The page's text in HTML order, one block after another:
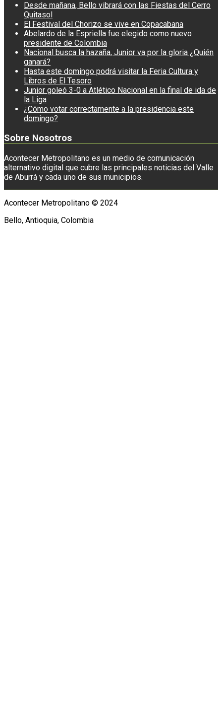
Desde mañana, Bello vibrará con las Fiestas del Cerro
Quitasol
El Festival del Chorizo se vive en Copacabana
Abelardo de la Espriella fue elegido como nuevo
presidente de Colombia
Nacional busca la hazaña, Junior va por la gloria ¿Quién
ganará?
Hasta este domingo podrá visitar la Feria Cultura y
Libros de El Tesoro
Junior goleó 3-0 a Atlético Nacional en la final de ida de
la Liga
¿Cómo votar correctamente a la presidencia este
domingo?
Sobre Nosotros
Acontecer Metropolitano es un medio de comunicación
alternativo digital que cubre las principales noticias del Valle
de Aburrá y cada uno de sus municipios.
Acontecer Metropolitano © 2024
Bello, Antioquia, Colombia